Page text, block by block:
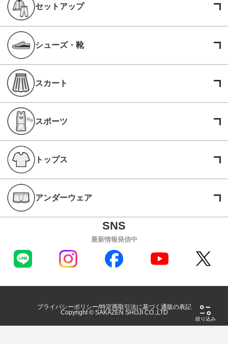
絞り込み
セットアップ
シューズ・靴
スカート
スポーツ
トップス
アンダーウェア
最新情報発信中
プライバシーポリシー 特定商取引法に基づく通販の表記
Copyright © SAKAZEN SHOJI CO.,LTD